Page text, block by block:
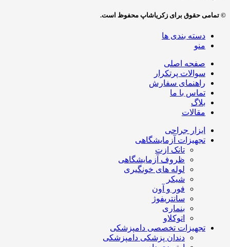
© تمامی حقوق برای زکریاشاپ محفوظ است.
دسته بندی ها
منو
صفحه اصلی
سوالات پرتکرار
راهنمای سفارش
تماس با ما
بلاگ
مقالات
ابزار جراحی
تجهیزات آزمایشگاهی
تانک ازت
ظروف آزمایشگاهی
لوله های خونگیری
شیکر
فور و آون
سانتریفوژ
بنماری
اتوکلاو
تجهیزات تخصصی دامپزشکی
دندان پزشکی دامپزشکی